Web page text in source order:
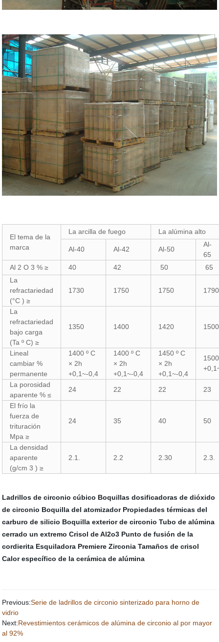
El tema de la
marca
La arcilla de fuego La alúmina alto
Al-40 Al-42 Al-50
Al-
65
Al 2 O 3 % ≥
40 42 50
65
La
refractariedad
(°C ) ≥
1730 1750 1750 1790
La
refractariedad
bajo carga
(Ta º C) ≥
1350 1400 1420 1500
Lineal
cambiar %
permanente
1400 º C
× 2h
+0,1~-0,4
1400 º C
× 2h
+0,1~-0,4
1450 º C
× 2h
+0,1~-0,4
La porosidad
aparente % ≤
24 22 22 23
El frío la
fuerza de
trituración
Mpa ≥
24 35 40 50
La densidad
aparente
(g/cm 3 ) ≥
2.1. 2.2 2.30 2.3.
Ladrillos de circonio cúbico Boquillas dosificadoras de dióxido
de circonio Boquilla del atomizador Propiedades térmicas del
carburo de silicio Boquilla exterior de circonio Tubo de alúmina
cerrado un extremo Crisol de Al2o3 Punto de fusión de la
cordierita Esquiladora Premiere Zirconia Tamaños de crisol
Calor específico de la cerámica de alúmina
Previous:Serie de ladrillos de circonio sinterizado para horno de
vidrio
Next:Revestimientos cerámicos de alúmina de circonio al por mayor
al 92%